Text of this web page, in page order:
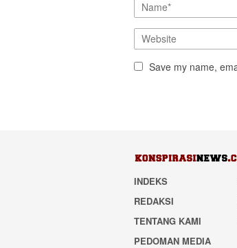
Save my name,
INDEKS
REDAKSI
TENTANG KAMI
PEDOMAN MEDIA